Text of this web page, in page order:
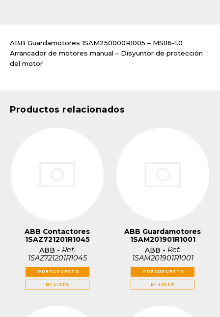
ABB Guardamotores 1SAM250000R1005 – MS116-1.0
Arrancador de motores manual – Disyuntor de protección
del motor
Productos relacionados
ABB Contactores
1SAZ721201R1045
ABB - Ref.
1SAZ721201R1045
PRESUPUESTO
MI LISTA
ABB Guardamotores
1SAM201901R1001
ABB - Ref.
1SAM201901R1001
PRESUPUESTO
MI LISTA